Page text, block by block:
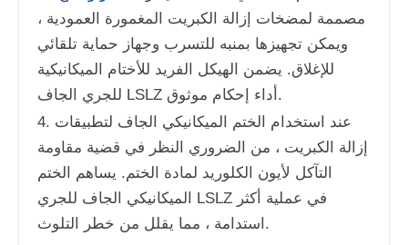
مصممة لمضخات إزالة الكبريت المغمورة العمودية ،
ويمكن تجهيزها بمنبه للتسرب وجهاز حماية تلقائي
للإغلاق. يضمن الهيكل الفريد للأختام الميكانيكية
للجري الجاف LSLZ أداء إحكام موثوق.
4. عند استخدام الختم الميكانيكي الجاف لتطبيقات
إزالة الكبريت ، من الضروري النظر في قضية مقاومة
التآكل لأيون الكلوريد لمادة الختم. يساهم الختم
الميكانيكي الجاف للجري LSLZ في عملية أكثر
استدامة ، مما يقلل من خطر التلوث.